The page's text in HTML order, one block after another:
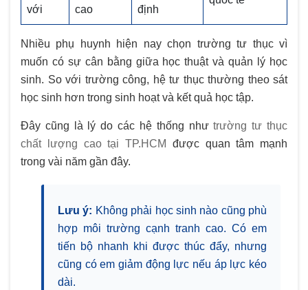
với cao định
Nhiều phụ huynh hiện nay chọn trường tư thục vì
muốn có sự cân bằng giữa học thuật và quản lý học
sinh. So với trường công, hệ tư thục thường theo sát
học sinh hơn trong sinh hoạt và kết quả học tập.
Đây cũng là lý do các hệ thống nhưtrường tư thục
chất lượng cao tại TP.HCM
được quan tâm mạnh
trong vài năm gần đây.
Lưu ý: Không phải học sinh nào cũng phù
hợp môi trường cạnh tranh cao. Có em
tiến bộ nhanh khi được thúc đẩy, nhưng
cũng có em giảm động lực nếu áp lực kéo
dài.